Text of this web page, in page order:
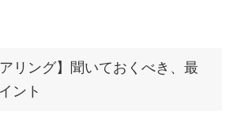
リング】聞いておくべき、最
ント